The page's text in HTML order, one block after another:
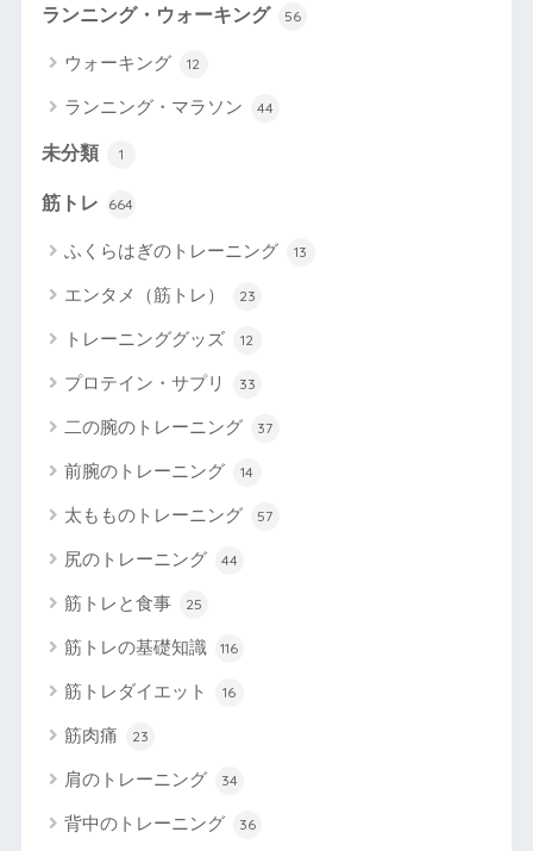
ランニング・ウォーキング 56
ウォーキング 12
ランニング・マラソン 44
未分類 1
筋トレ 664
ふくらはぎのトレーニング 13
エンタメ（筋トレ） 23
トレーニンググッズ 12
プロテイン・サプリ 33
二の腕のトレーニング 37
前腕のトレーニング 14
太もものトレーニング 57
尻のトレーニング 44
筋トレと食事 25
筋トレの基礎知識 116
筋トレダイエット 16
筋肉痛 23
肩のトレーニング 34
背中のトレーニング 36